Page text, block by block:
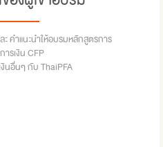
คำแนะนำให้อบรมหลักสูตรการ
ารเงิน CFP
งินอื่นๆ กับ ThaiPFA